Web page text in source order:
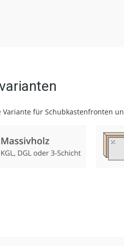
Variante für Schubkastenfronten